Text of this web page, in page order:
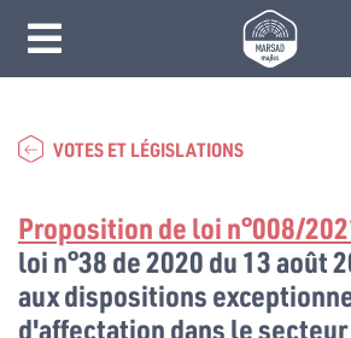
VOTES ET LÉGISLATIONS
Proposition de loi n°008/
loi n°38 de 2020 du 13 août
aux dispositions
d'affectation dans le